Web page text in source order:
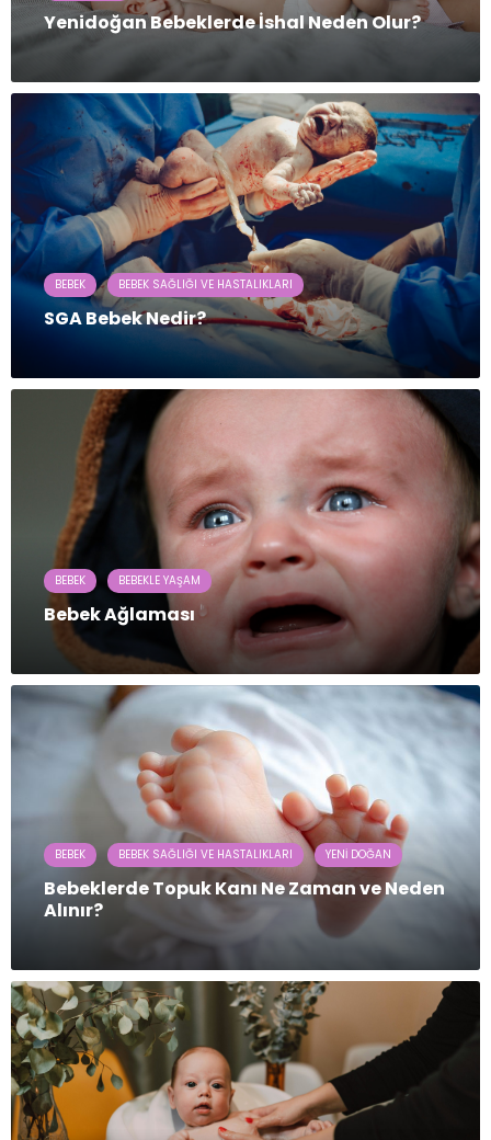
Yenidoğan Bebeklerde İshal Neden Olur?
BEBEK BEBEK SAĞLIĞI VE HASTALIKLARI
SGA Bebek Nedir?
BEBEK BEBEKLE YAŞAM
Bebek Ağlaması
BEBEK BEBEK SAĞLIĞI VE HASTALIKLARI YENI DOĞAN
Bebeklerde Topuk Kanı Ne Zaman ve Neden
Alınır?